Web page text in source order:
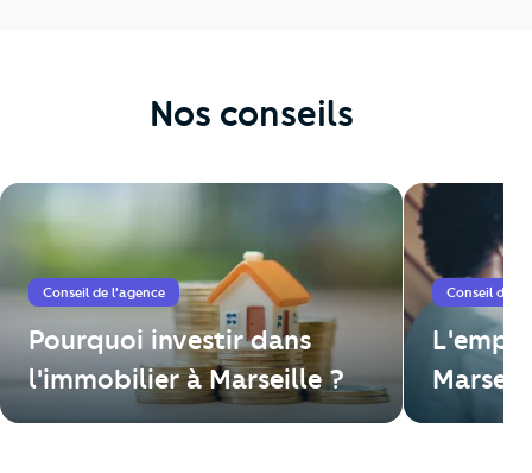
Nos conseils
Conseil de l'agence
Pourquoi investir dans
l'immobilier à Marseille ?
Conseil de